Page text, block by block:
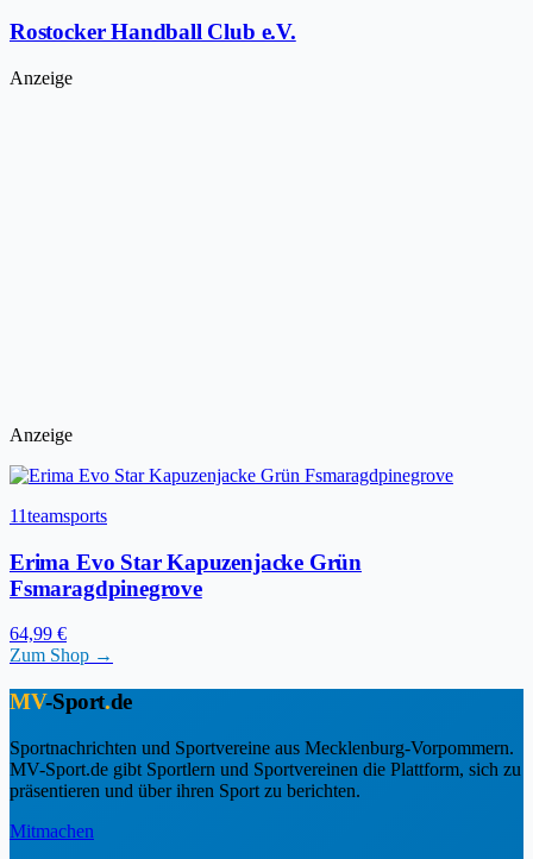
Rostocker Handball Club e.V.
Anzeige
Anzeige
11teamsports
Erima Evo Star Kapuzenjacke Grün
Fsmaragdpinegrove
64,99 €
Zum Shop →
MV-Sport.de
Sportnachrichten und Sportvereine aus Mecklenburg-Vorpommern.
MV-Sport.de gibt Sportlern und Sportvereinen die Plattform, sich zu
präsentieren und über ihren Sport zu berichten.
Mitmachen